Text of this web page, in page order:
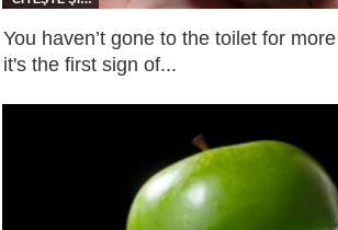
You haven’t gone to the toilet for
it's the first sign of...